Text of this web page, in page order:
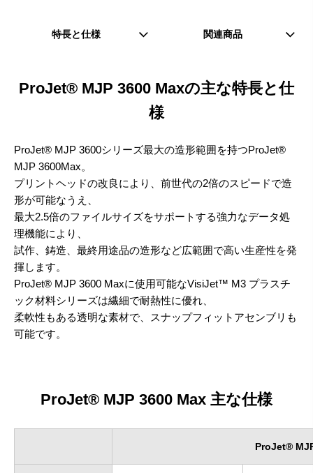
特長と仕様 関連商品
ProJet® MJP 3600 Maxの主な特長と仕
様
ProJet® MJP 3600シリーズ最大の造形範囲を持つProJet®
MJP 3600Max。
プリントヘッドの改良により、前世代の2倍のスピードで造
形が可能なうえ、
最大2.5倍のファイルサイズをサポートする強力なデータ処
理機能により、
試作、鋳造、最終用途品の造形など広範囲で高い生産性を発
揮します。
ProJet® MJP 3600 Maxに使用可能なVisiJet™ M3 プラスチ
ック材料シリーズは繊細で耐熱性に優れ、
柔軟性もある透明な素材で、スナップフィットアセンブリも
可能です。
ProJet® MJP 3600 Max 主な仕様
ProJet®